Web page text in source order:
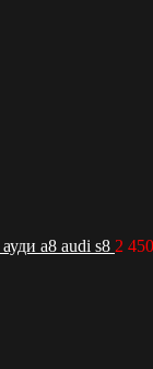
а8 audi s8 2 450